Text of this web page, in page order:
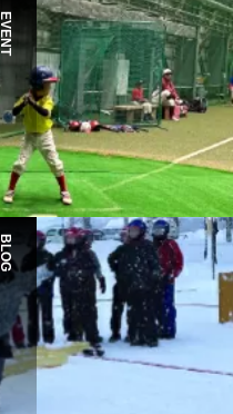
EVENT
BLOG